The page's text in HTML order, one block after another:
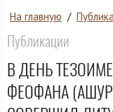
На главную /
Публикации
В ДЕНЬ
ФЕОФАНА